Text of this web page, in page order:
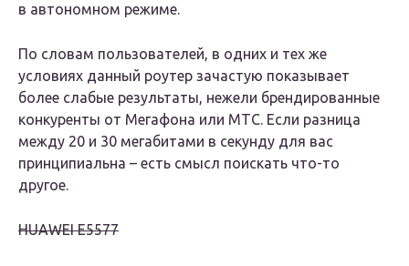
в автономном режиме.
По словам пользователей, в одних и тех же
условиях данный роутер зачастую показывает
более слабые результаты, нежели брендированные
конкуренты от Мегафона или МТС. Если разница
между 20 и 30 мегабитами в секунду для вас
принципиальна – есть смысл поискать что-то
другое.
HUAWEI E5577